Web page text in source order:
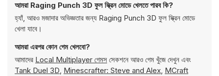
আমরা Raging Punch 3D ফুল স্ক্রিন মোডে খেলতে পারব কি?
হ্যাঁ, আরও মজাদার অভিজ্ঞতার জন্য Raging Punch 3D ফুল স্ক্রিন মোডে
খেলা যাবে।
আমরা এরপর কোন গেম খেলবো?
আমাদের Local Multiplayer গেমস সেকশনে আরও গেম খুঁজে দেখুন এবং
Tank Duel 3D, Minescrafter: Steve and Alex, MCraft